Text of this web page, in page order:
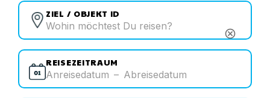
ZIEL / OBJEKT ID
cancel
REISEZEITRAUM
Anreisedatum – Abreisedatum